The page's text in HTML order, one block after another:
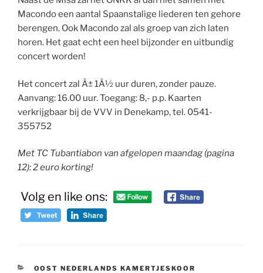
Macondo een aantal Spaanstalige liederen ten gehore
berengen. Ook Macondo zal als groep van zich laten
horen. Het gaat echt een heel bijzonder en uitbundig
concert worden!
Het concert zal Â± 1Â½ uur duren, zonder pauze.
Aanvang: 16.00 uur. Toegang: 8,- p.p. Kaarten
verkrijgbaar bij de VVV in Denekamp, tel. 0541-
355752
Met TC Tubantiabon van afgelopen maandag (pagina
12): 2 euro korting!
Volg en like ons:
CATEGORIEËN
OOST NEDERLANDS KAMERTJESKOOR